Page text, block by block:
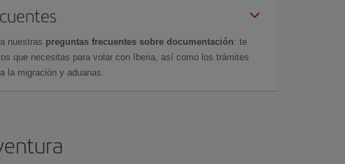
nuestras preguntas frecuentes sobre documentación: te
que necesitas para volar con Iberia, así como los trámites
la migración y aduanas.